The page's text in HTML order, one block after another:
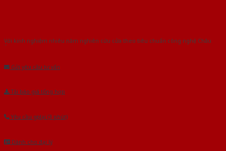
Với kinh nghiệm nhiêu năm nghiên cứu cửa theo tiêu chuẩn công nghệ Châu
Gửi yêu cầu tư vấn
Tải báo giá tổng hợp
Yêu cầu gọi lại (3 phút)
Dành cho đại lý